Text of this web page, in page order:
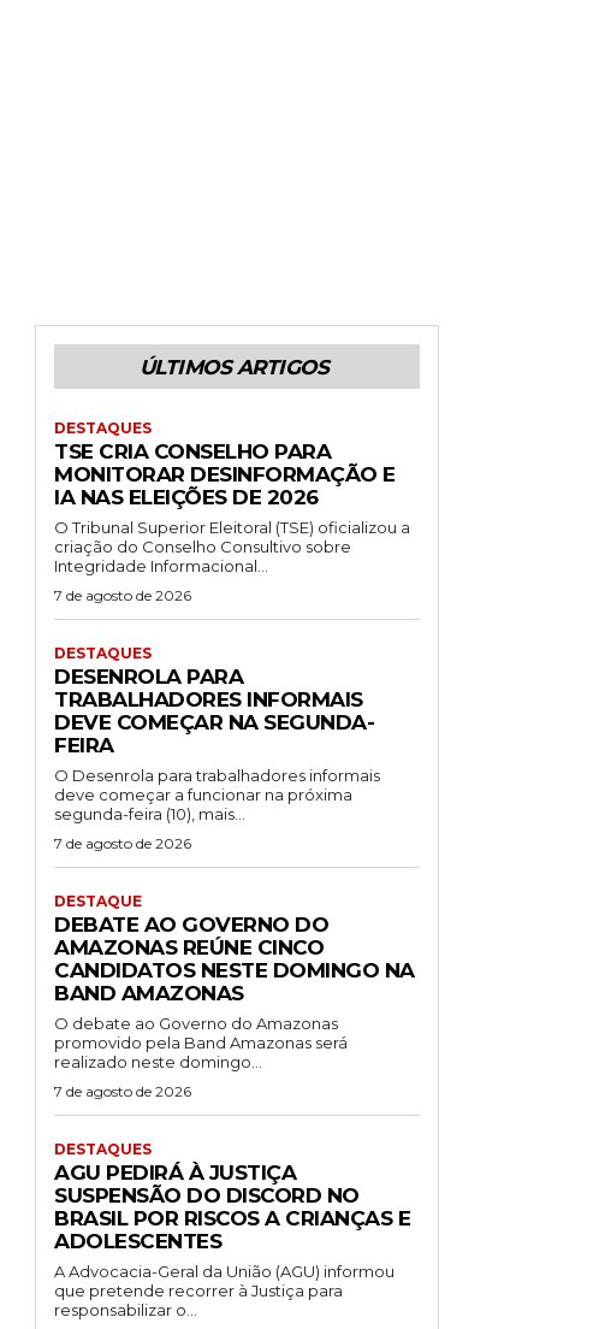
ÚLTIMOS ARTIGOS
DESTAQUES
TSE CRIA CONSELHO PARA
MONITORAR DESINFORMAÇÃO E
IA NAS ELEIÇÕES DE 2026
O Tribunal Superior Eleitoral (TSE) oficializou a
criação do Conselho Consultivo sobre
Integridade Informacional...
7 de agosto de 2026
DESTAQUES
DESENROLA PARA
TRABALHADORES INFORMAIS
DEVE COMEÇAR NA SEGUNDA-
FEIRA
O Desenrola para trabalhadores informais
deve começar a funcionar na próxima
segunda-feira (10), mais...
7 de agosto de 2026
DESTAQUE
DEBATE AO GOVERNO DO
AMAZONAS REÚNE CINCO
CANDIDATOS NESTE DOMINGO NA
BAND AMAZONAS
O debate ao Governo do Amazonas
promovido pela Band Amazonas será
realizado neste domingo...
7 de agosto de 2026
DESTAQUES
AGU PEDIRÁ À JUSTIÇA
SUSPENSÃO DO DISCORD NO
BRASIL POR RISCOS A CRIANÇAS E
ADOLESCENTES
A Advocacia-Geral da União (AGU) informou
que pretende recorrer à Justiça para
responsabilizar o...